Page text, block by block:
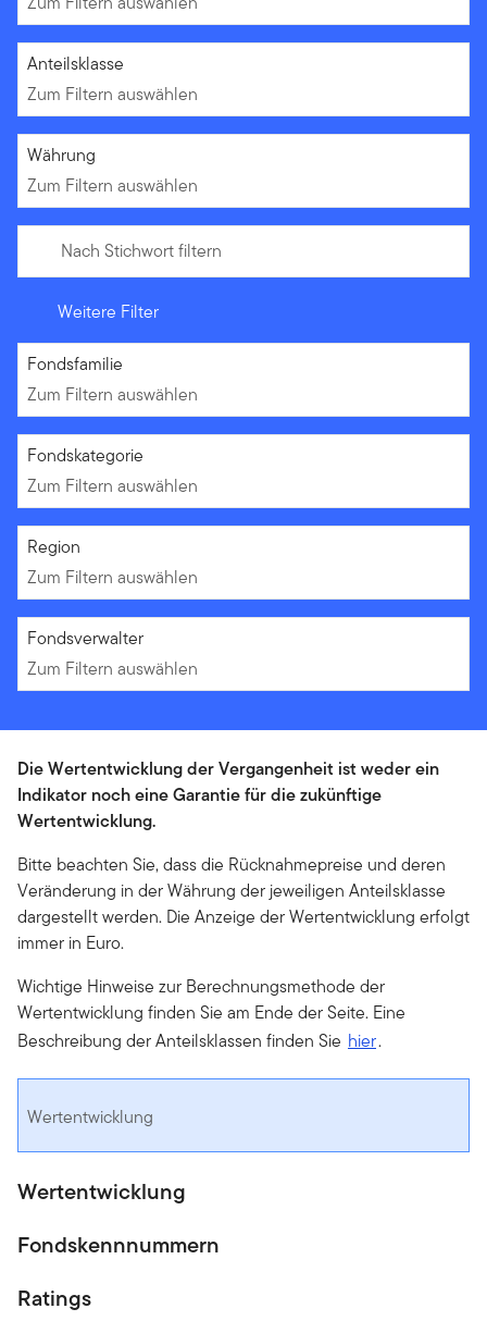
Zum Filtern auswählen
Anteilsklasse
Zum Filtern auswählen
Zum Filtern auswählen
Währung
Zum Filtern auswählen
Nach Stichwort filtern
Weitere Filter
Zum Filtern auswählen
Fondsfamilie
Zum Filtern auswählen
Zum Filtern auswählen
Fondskategorie
Zum Filtern auswählen
Zum Filtern auswählen
Region
Zum Filtern auswählen
Zum Filtern auswählen
Fondsverwalter
Zum Filtern auswählen
Die Wertentwicklung der Vergangenheit ist weder ein
Indikator noch eine Garantie für die zukünftige
Wertentwicklung.
Bitte beachten Sie, dass die Rücknahmepreise und deren
Veränderung in der Währung der jeweiligen Anteilsklasse
dargestellt werden. Die Anzeige der Wertentwicklung erfolgt
immer in Euro.
Wichtige Hinweise zur Berechnungsmethode der
Wertentwicklung finden Sie am Ende der Seite. Eine
Beschreibung der Anteilsklassen finden Sie hier.
Wertentwicklung
Wertentwicklung
Fondskennnummern
Ratings